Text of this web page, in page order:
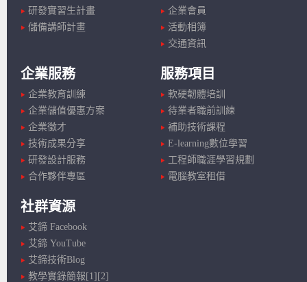
研發實習生計畫
儲備講師計畫
企業會員
活動相簿
交通資訊
企業服務
企業教育訓練
企業儲值優惠方案
企業徵才
技術成果分享
研發設計服務
合作夥伴專區
服務項目
軟硬韌體培訓
待業者職前訓練
補助技術課程
E-learning數位學習
工程師職涯學習規劃
電腦教室租借
社群資源
艾鍗 Facebook
艾鍗 YouTube
艾鍗技術Blog
教學實錄簡報[1] [2]